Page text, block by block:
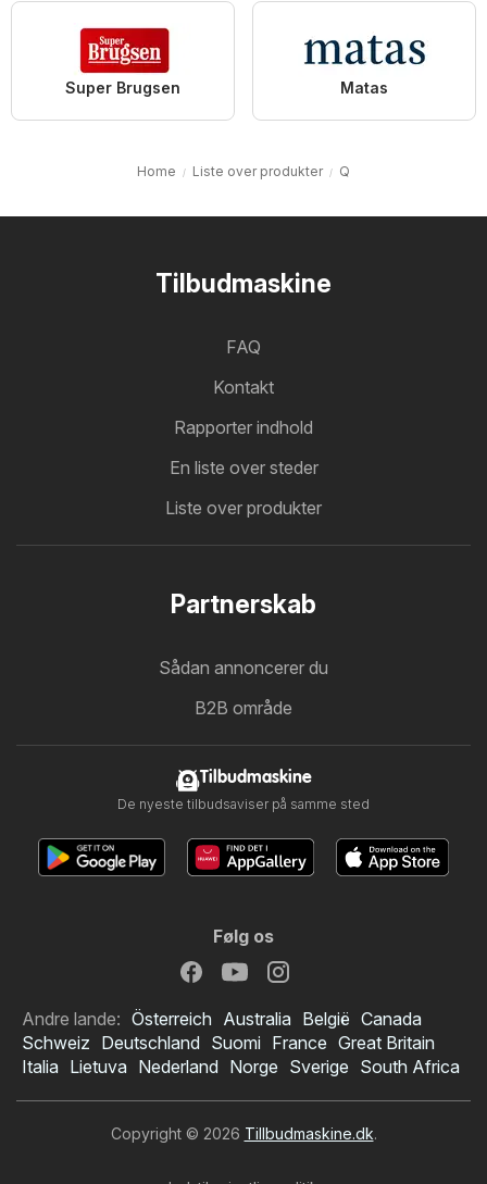
Super Brugsen Matas
Home Liste over produkter Q
Tilbudmaskine
FAQ
Kontakt
Rapporter indhold
En liste over steder
Liste over produkter
Partnerskab
Sådan annoncerer du
B2B område
Tilbudmaskine
De nyeste tilbudsaviser på samme sted
Følg os
Andre lande: Österreich Australia België Canada
Schweiz Deutschland Suomi France Great Britain
Italia Lietuva Nederland Norge Sverige South Africa
Copyright © 2026 Tillbudmaskine.dk.